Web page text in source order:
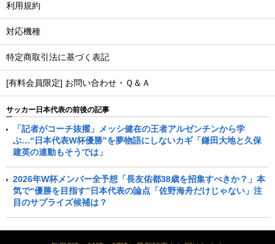
利用規約
対応機種
特定商取引法に基づく表記
[有料会員限定] お問い合わせ・Ｑ＆Ａ
サッカー日本代表の前後の記事
「記者がコーチ抜擢」メッシ健在の王者アルゼンチンから学
ぶ…“日本代表W杯優勝”を夢物語にしないカギ「鎌田大地と久保
建英の連動もそうでは」
2026年W杯メンバー全予想「長友佑都38歳を招集すべきか？」本
気で“優勝を目指す”日本代表の論点「佐野海舟だけじゃない」注
目のサプライズ候補は？